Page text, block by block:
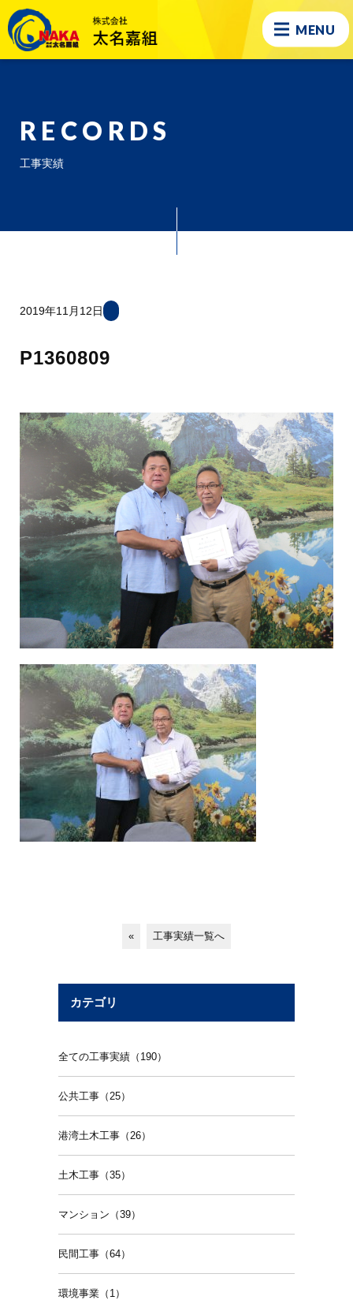
MENU
RECORDS
工事実績
2019年11月12日
P1360809
« 工事実績一覧へ
カテゴリ
全ての工事実績（190）
公共工事（25）
港湾土木工事（26）
土木工事（35）
マンション（39）
民間工事（64）
環境事業（1）